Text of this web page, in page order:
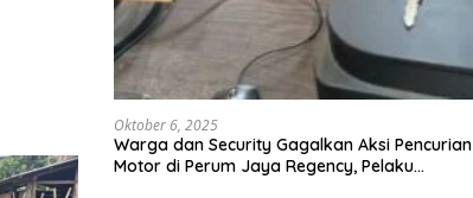
Oktober 6, 2025
Warga dan Security Gagalkan Aksi Pencurian
Motor di Perum Jaya Regency, Pelaku